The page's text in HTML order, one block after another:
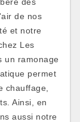
de nos
et notre
Les
un ramonage
permet
chauffage,
Ainsi, en
aussi notre